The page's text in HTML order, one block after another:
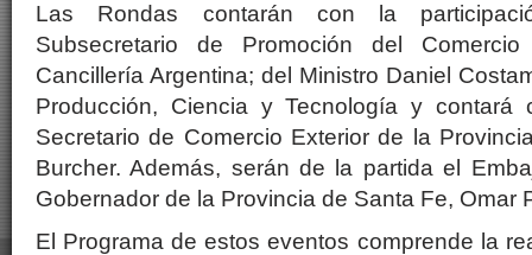
Las Rondas contarán con la
Subsecretario de Promoción del
Cancillería Argentina; del Ministro Daniel
Producción, Ciencia y Tecnología y contará
Secretario de Comercio Exterior de la
Burcher. Además, serán de la partida el
Gobernador de la Provincia de Santa Fe, Omar
El Programa de estos eventos comprende la